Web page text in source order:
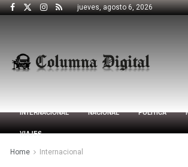
jueves, agosto 6, 2026
INTERNACIONAL NACIONAL POLÍTICA
VIAJES
Home Internacional